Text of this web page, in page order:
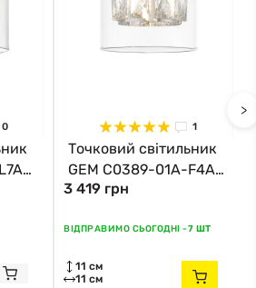
0 1
Точковий світильник
GEM C0389-01A-F4AC
Zuma Line
3 419 грн
ВІДПРАВИМО СЬОГОДНІ -7 ШТ
11 см
11 см
>